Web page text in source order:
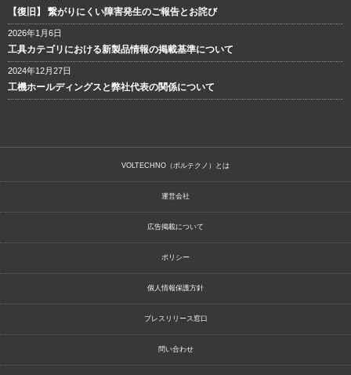
【復旧】 繋がりにくい障害発生のご報告とお詫び
2026年1月6日
工具カテゴリにおける新製品情報の掲載基準について
2024年12月27日
工機ホールディングスと弊社代表の関係について
VOLTECHNO（ボルテクノ）とは
運営会社
広告掲載について
ポリシー
個人情報保護方針
プレスリリース窓口
問い合わせ